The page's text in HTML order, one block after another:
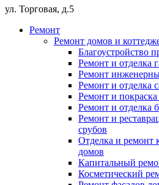
ул. Торговая, д.5
Ремонт
Ремонт домов и
Благоустройство
Ремонт и отделка
Ремонт
Ремонт и отделка
Ремонт и
Ремонт и отделка
Ремонт и
срубов
Отделка и ремонт
домов
Капитальный
Косметический